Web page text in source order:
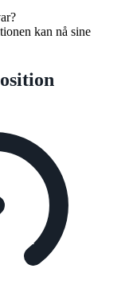
kan nå sine